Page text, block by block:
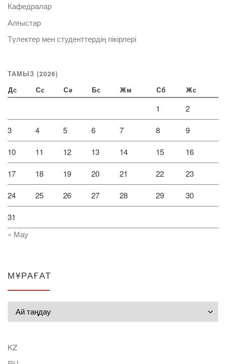
Кафедралар
Алғыстар
Түлектер мен студенттердің пікірлері
ТАМЫЗ (2026)
Дс Сс Сә Бс Жм Сб Жс
1 2
3 4 5 6 7 8 9
10 11 12 13 14 15 16
17 18 19 20 21 22 23
24 25 26 27 28 29 30
31
« Мау
МҰРАҒАТ
KZ